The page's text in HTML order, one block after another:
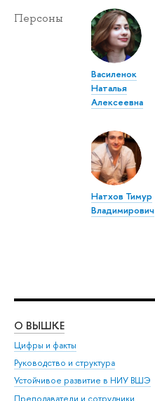
Персоны
Василенок
Наталья
Алексеевна
Натхов Тимур
Владимирович
О ВЫШКЕ
Цифры и факты
Руководство и структура
Устойчивое развитие в НИУ ВШЭ
Преподаватели и сотрудники